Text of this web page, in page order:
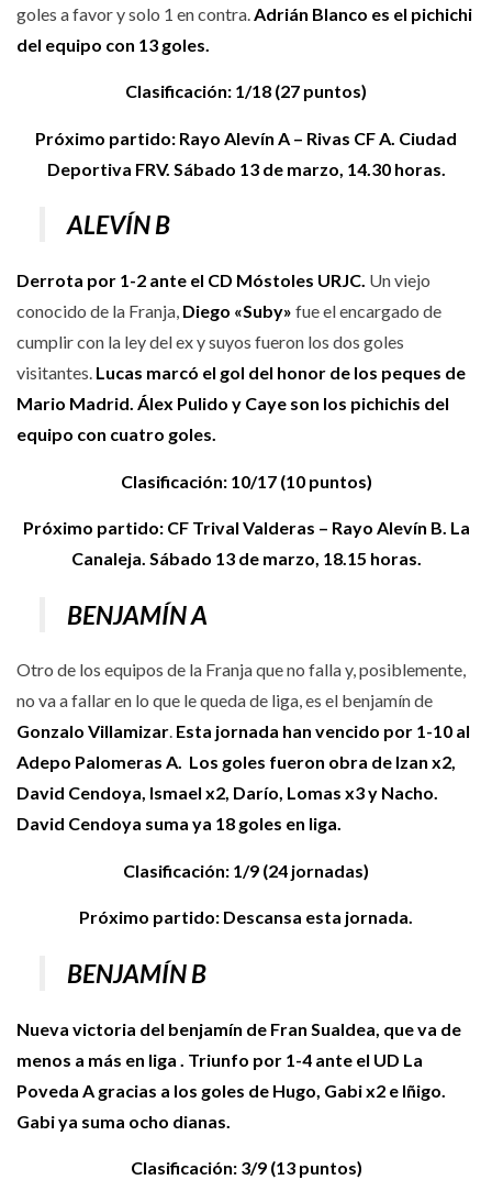
goles a favor y solo 1 en contra.Adrián Blanco es el pichichi
del equipo con 13 goles.
Clasificación: 1/18 (27 puntos)
Próximo partido: Rayo Alevín A – Rivas CF A. Ciudad
Deportiva FRV. Sábado 13 de marzo, 14.30 horas.
ALEVÍN B
Derrota por 1-2 ante el CD Móstoles URJC. Un viejo
conocido de la Franja, Diego «Suby» fue el encargado de
cumplir con la ley del ex y suyos fueron los dos goles
visitantes. Lucas marcó el gol del honor de los peques de
Mario Madrid. Álex Pulido y Caye son los pichichis del
equipo con cuatro goles.
Clasificación: 10/17 (10 puntos)
Próximo partido: CF Trival Valderas – Rayo Alevín B. La
Canaleja. Sábado 13 de marzo, 18.15 horas.
BENJAMÍN A
Otro de los equipos de la Franja que no falla y, posiblemente,
no va a fallar en lo que le queda de liga, es el benjamín de
Gonzalo Villamizar. Esta jornada han vencido por 1-10 al
Adepo Palomeras A. Los goles fueron obra de Izan x2,
David Cendoya, Ismael x2, Darío, Lomas x3 y Nacho.
David Cendoya suma ya 18 goles en liga.
Clasificación: 1/9 (24 jornadas)
Próximo partido: Descansa esta jornada.
BENJAMÍN B
Nueva victoria del benjamín de Fran Sualdea, que va de
menos a más en liga . Triunfo por 1-4 ante el UD La
Poveda A gracias a los goles de Hugo, Gabi x2 e Iñigo.
Gabi ya suma ocho dianas.
Clasificación: 3/9 (13 puntos)